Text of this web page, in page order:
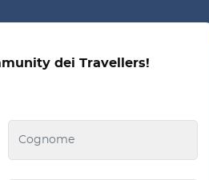
dei Travellers!